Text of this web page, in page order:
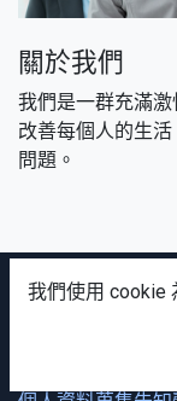
關於我們
我們是一群充滿
改善每個人的生
問題。
首頁
我們使用 cookie